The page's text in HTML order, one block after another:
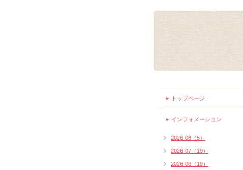
トップページ
インフォメーション
2026-08（5）
2026-07（19）
2026-06（19）